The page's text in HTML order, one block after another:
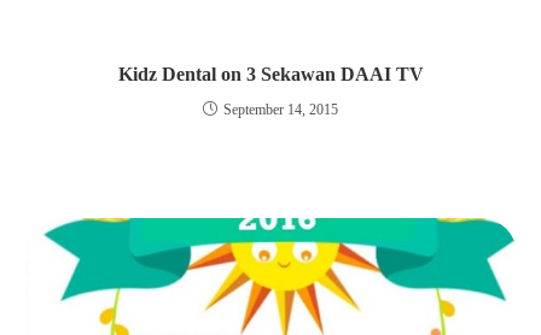
Kidz Dental on 3 Sekawan DAAI TV
September 14, 2015